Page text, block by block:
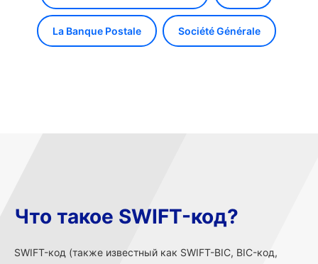
La Banque Postale Société Générale
Что такое SWIFT-код?
SWIFT-код (также известный как SWIFT-BIC, BIC-код,